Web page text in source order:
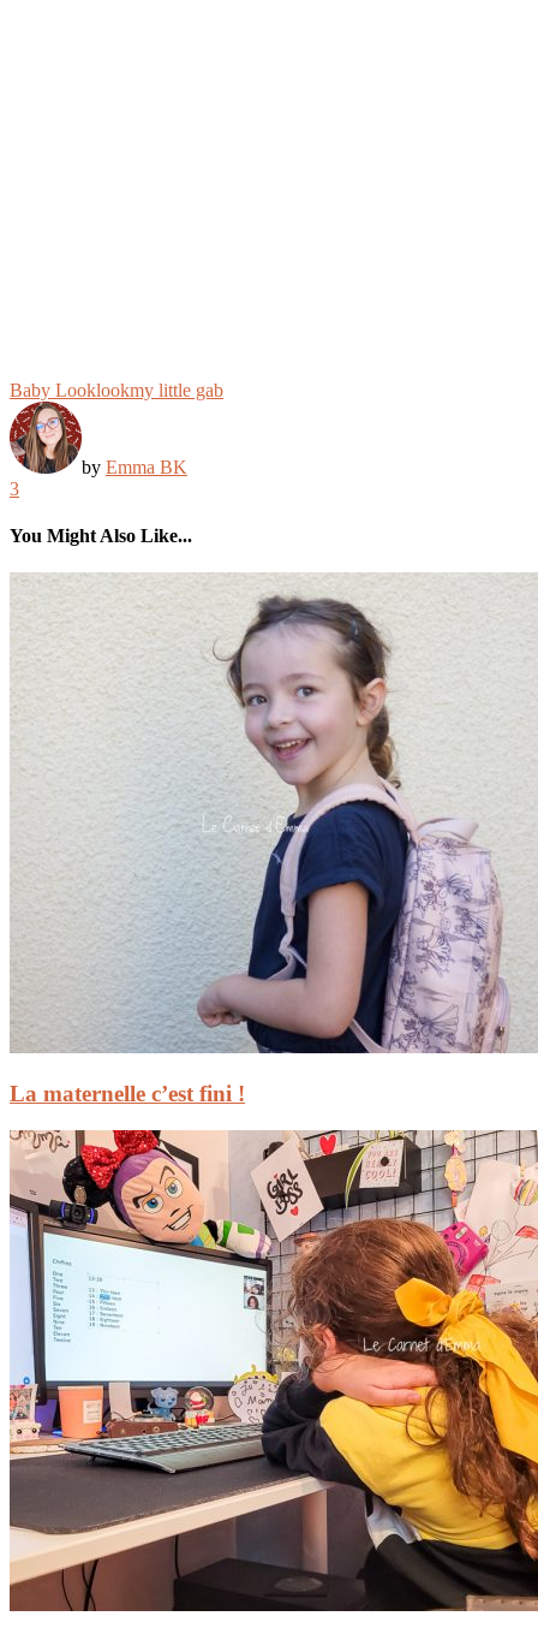
Baby Looklookmy little gab
by Emma BK
3
You Might Also Like...
La maternelle c’est fini !